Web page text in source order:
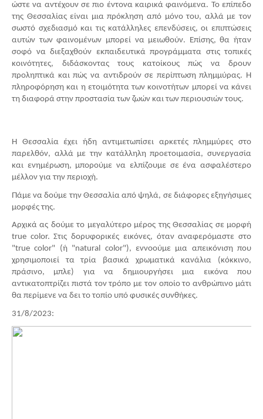
ώστε να αντέχουν σε πιο έντονα καιρικά φαινόμενα. Το επίπεδο
της Θεσσαλίας είναι μια πρόκληση από μόνο του, αλλά με τον
σωστό σχεδιασμό και τις κατάλληλες επενδύσεις, οι επιπτώσεις
αυτών των φαινομένων μπορεί να μειωθούν. Επίσης, θα ήταν
σοφό να διεξαχθούν εκπαιδευτικά προγράμματα στις τοπικές
κοινότητες, διδάσκοντας τους κατοίκους πώς να δρουν
προληπτικά και πώς να αντιδρούν σε περίπτωση πλημμύρας. Η
πληροφόρηση και η ετοιμότητα των κοινοτήτων μπορεί να κάνει
τη διαφορά στην προστασία των ζωών και των περιουσιών τους.
Η Θεσσαλία έχει ήδη αντιμετωπίσει αρκετές πλημμύρες στο
παρελθόν, αλλά με την κατάλληλη προετοιμασία, συνεργασία
και ενημέρωση, μπορούμε να ελπίζουμε σε ένα ασφαλέστερο
μέλλον για την περιοχή.
Πάμε να δούμε την Θεσσαλία από ψηλά, σε διάφορες εξηγήσιμες
μορφές της.
Αρχικά ας δούμε το μεγαλύτερο μέρος της Θεσσαλίας σε μορφή
true color. Στις δορυφορικές εικόνες, όταν αναφερόμαστε στο
"true color" (ή "natural color"), εννοούμε μια απεικόνιση που
χρησιμοποιεί τα τρία βασικά χρωματικά κανάλια (κόκκινο,
πράσινο, μπλε) για να δημιουργήσει μια εικόνα που
αντικατοπτρίζει πιστά τον τρόπο με τον οποίο το ανθρώπινο μάτι
θα περίμενε να δει το τοπίο υπό φυσικές συνθήκες.
31/8/2023: